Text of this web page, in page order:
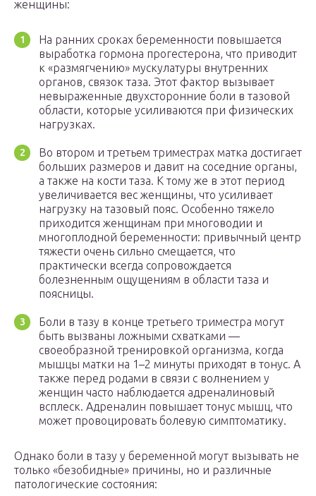
женщины:
На ранних сроках беременности повышается
выработка гормона прогестерона, что приводит
к «размягчению» мускулатуры внутренних
органов, связок таза. Этот фактор вызывает
невыраженные двухсторонние боли в тазовой
области, которые усиливаются при физических
нагрузках.
Во втором и третьем триместрах матка достигает
больших размеров и давит на соседние органы,
а также на кости таза. К тому же в этот период
увеличивается вес женщины, что усиливает
нагрузку на тазовый пояс. Особенно тяжело
приходится женщинам при многоводии и
многоплодной беременности: привычный центр
тяжести очень сильно смещается, что
практически всегда сопровождается
болезненным ощущениям в области таза и
поясницы.
Боли в тазу в конце третьего триместра могут
быть вызваны ложными схватками —
своеобразной тренировкой организма, когда
мышцы матки на 1–2 минуты приходят в тонус. А
также перед родами в связи с волнением у
женщин часто наблюдается адреналиновый
всплеск. Адреналин повышает тонус мышц, что
может провоцировать болевую симптоматику.
Однако боли в тазу у беременной могут вызывать не
только «безобидные» причины, но и различные
патологические состояния: